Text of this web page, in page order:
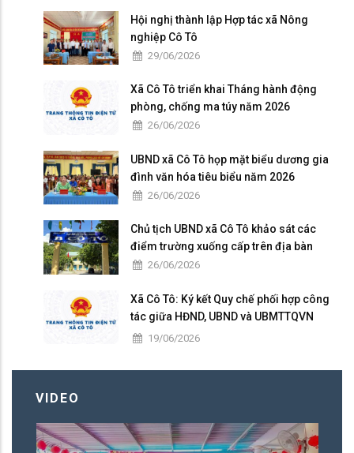
Hội nghị thành lập Hợp tác xã Nông
nghiệp Cô Tô
29/06/2026
Xã Cô Tô triển khai Tháng hành động
phòng, chống ma túy năm 2026
26/06/2026
UBND xã Cô Tô họp mặt biểu dương gia
đình văn hóa tiêu biểu năm 2026
26/06/2026
Chủ tịch UBND xã Cô Tô khảo sát các
điểm trường xuống cấp trên địa bàn
26/06/2026
Xã Cô Tô: Ký kết Quy chế phối hợp công
tác giữa HĐND, UBND và UBMTTQVN
nhiệm kỳ 2026 – 2031
19/06/2026
VIDEO